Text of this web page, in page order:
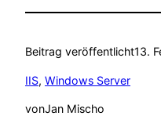
Beitrag veröffentlicht13.
IIS, Windows Server
vonJan Mischo